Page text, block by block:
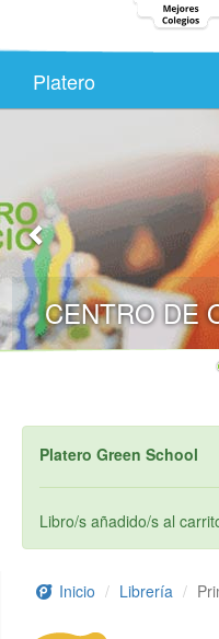
Platero
CENTRO DE
Platero Green School
Libro/s añadido/s al
Inicio Librería